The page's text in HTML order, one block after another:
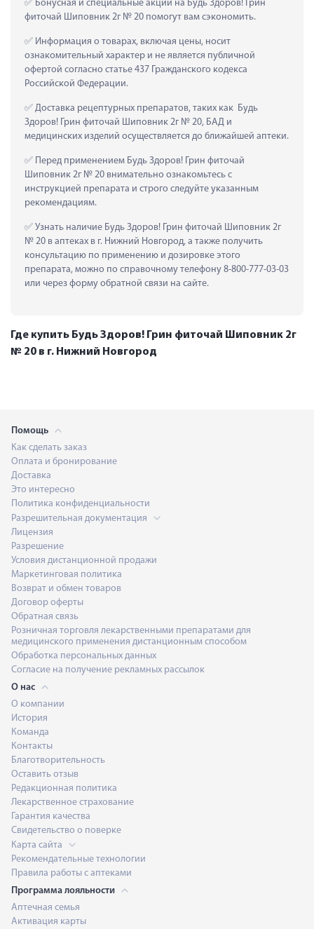
Бонусная и специальные акции на Будь Здоров! Грин
фиточай Шиповник 2г № 20 помогут вам сэкономить.
Информация о товарах, включая цены, носит
ознакомительный характер и не является публичной
офертой согласно статье 437 Гражданского кодекса
Российской Федерации.
Доставка рецептурных препаратов, таких как  Будь
Здоров! Грин фиточай Шиповник 2г № 20, БАД и
медицинских изделий осуществляется до ближайшей аптеки.
Перед применением Будь Здоров! Грин фиточай
Шиповник 2г № 20 внимательно ознакомьтесь с
инструкцией препарата и строго следуйте указанным
рекомендациям.
Узнать наличие Будь Здоров! Грин фиточай Шиповник 2г
№ 20 в аптеках в г. Нижний Новгород, а также получить
консультацию по применению и дозировке этого
препарата, можно по справочному телефону 8-800-777-03-03
или через форму обратной связи на сайте.
Где купить Будь Здоров! Грин фиточай Шиповник 2г
№ 20 в г. Нижний Новгород
Помощь
Как сделать заказ
Оплата и бронирование
Доставка
Это интересно
Политика конфиденциальности
Разрешительная документация
Лицензия
Разрешение
Условия дистанционной продажи
Маркетинговая политика
Возврат и обмен товаров
Договор оферты
Обратная связь
Розничная торговля лекарственными препаратами для
медицинского применения дистанционным способом
Обработка персональных данных
Согласие на получение рекламных рассылок
О нас
О компании
История
Команда
Контакты
Благотворительность
Оставить отзыв
Редакционная политика
Лекарственное страхование
Гарантия качества
Свидетельство о поверке
Карта сайта
Рекомендательные технологии
Правила работы с аптеками
Программа лояльности
Аптечная семья
Активация карты